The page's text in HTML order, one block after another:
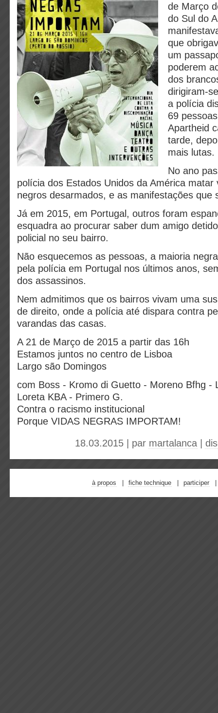
de Março
do Sul do
que
um
poderem
dos
dirigiram-
a polícia
69
Apartheid
tarde,
mais lutas.
No ano
polícia dos Estados Unidos da América matar
negros desarmados, e as manifestações que
Já em 2015, em Portugal, outros foram
esquadra ao procurar saber dum amigo
policial no seu bairro.
Não esquecemos as pessoas, a maioria
pela polícia em Portugal nos últimos anos,
dos assassinos.
Nem admitimos que os bairros vivam uma
de direito, onde a polícia até dispara contra
varandas das casas.
A 21 de Março de 2015 a partir das 16h
Estamos juntos no centro de Lisboa
Largo são Domingos
com Boss - Kromo di Guetto - Moreno Bfhg -
Loreta KBA - Primero G.
Contra o racismo institucional
Porque VIDAS NEGRAS IMPORTAM!
18.03.2015 | par martalanca |
à propos fiche technique participer